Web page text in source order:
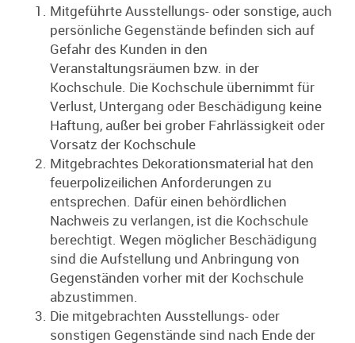
Mitgeführte Ausstellungs- oder sonstige, auch
persönliche Gegenstände befinden sich auf
Gefahr des Kunden in den
Veranstaltungsräumen bzw. in der
Kochschule. Die Kochschule übernimmt für
Verlust, Untergang oder Beschädigung keine
Haftung, außer bei grober Fahrlässigkeit oder
Vorsatz der Kochschule
Mitgebrachtes Dekorationsmaterial hat den
feuerpolizeilichen Anforderungen zu
entsprechen. Dafür einen behördlichen
Nachweis zu verlangen, ist die Kochschule
berechtigt. Wegen möglicher Beschädigung
sind die Aufstellung und Anbringung von
Gegenständen vorher mit der Kochschule
abzustimmen.
Die mitgebrachten Ausstellungs- oder
sonstigen Gegenstände sind nach Ende der